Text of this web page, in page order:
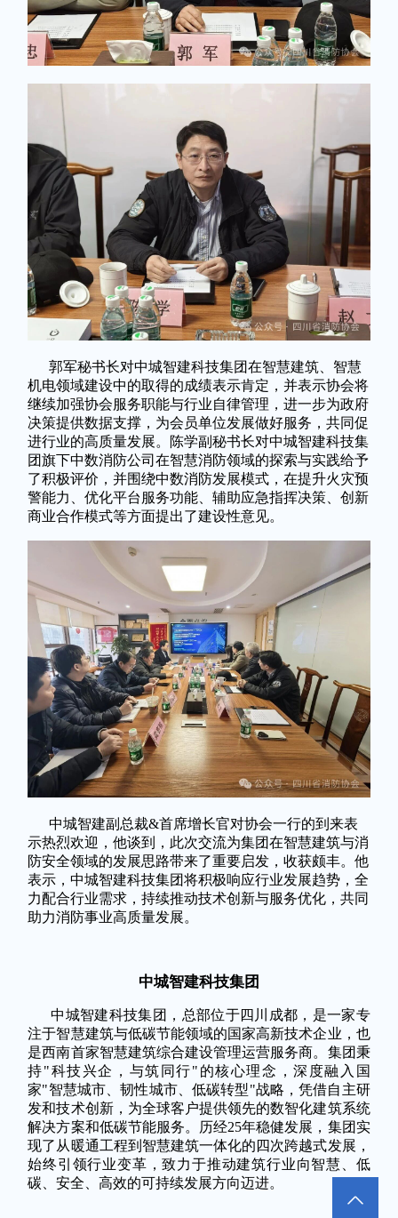
郭军秘书长对中城智建科技集团在智慧建筑、智慧
机电领域建设中的取得的成绩表示肯定，并表示协会将
继续加强协会服务职能与行业自律管理，进一步为政府
决策提供数据支撑，为会员单位发展做好服务，共同促
进行业的高质量发展。陈学副秘书长对中城智建科技集
团旗下中数消防公司在智慧消防领域的探索与实践给予
了积极评价，并围绕中数消防发展模式，在提升火灾预
警能力、优化平台服务功能、辅助应急指挥决策、创新
商业合作模式等方面提出了建设性意见。
中城智建副总裁&首席增长官对协会一行的到来表
示热烈欢迎，他谈到，此次交流为集团在智慧建筑与消
防安全领域的发展思路带来了重要启发，收获颇丰。他
表示，中城智建科技集团将积极响应行业发展趋势，全
力配合行业需求，持续推动技术创新与服务优化，共同
助力消防事业高质量发展。
中城智建科技集团
中城智建科技集团，总部位于四川成都，是一家专
注于智慧建筑与低碳节能领域的国家高新技术企业，也
是西南首家智慧建筑综合建设管理运营服务商。集团秉
持"科技兴企，与筑同行"的核心理念，深度融入国
家"智慧城市、韧性城市、低碳转型"战略，凭借自主研
发和技术创新，为全球客户提供领先的数智化建筑系统
解决方案和低碳节能服务。历经25年稳健发展，集团实
现了从暖通工程到智慧建筑一体化的四次跨越式发展，
始终引领行业变革，致力于推动建筑行业向智慧、低
碳、安全、高效的可持续发展方向迈进。